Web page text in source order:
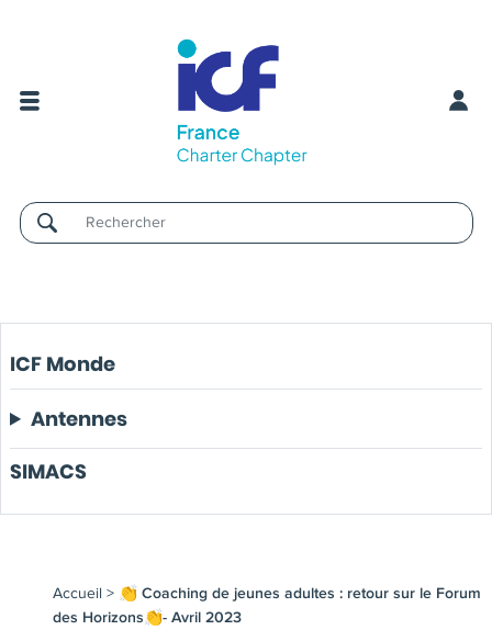
Username
ICF Monde
Antennes
SIMACS
Accueil > 👏 Coaching de jeunes adultes : retour sur le Forum
des Horizons👏- Avril 2023